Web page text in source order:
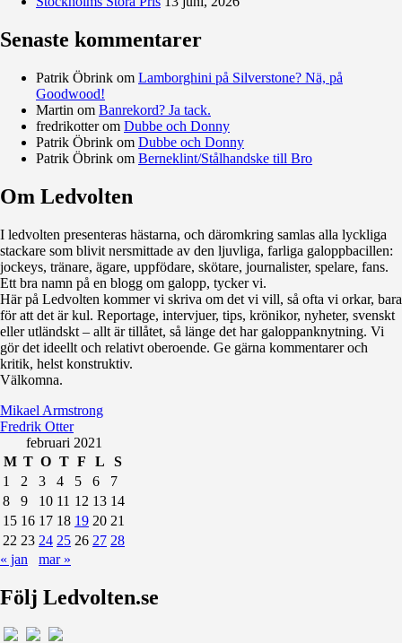
Senaste kommentarer
Patrik Öbrink om Lamborghini på Silverstone? Nä, på
Goodwood!
Martin om Banrekord? Ja tack.
fredrikotterom Dubbe och Donny
Patrik Öbrink om Dubbe och Donny
Patrik Öbrink om Berneklint/Stålhandske till Bro
Om Ledvolten
I ledvolten presenteras hästarna, och däromkring samlas alla lyckliga
stackare som blivit nersmittade av den ljuvliga, farliga galoppbacillen:
jockeys, tränare, ägare, uppfödare, skötare, journalister, spelare, fans.
Ett bra namn på en blogg om galopp, tycker vi.
Här på Ledvolten kommer vi skriva om det vi vill, så ofta vi orkar, bara
för att det är kul. Reportage, intervjuer, tips, krönikor, nyheter, svenskt
eller utländskt – allt är tillåtet, så länge det har galoppanknytning. Vi
gör det ideellt och relativt oberoende. Ge gärna kommentarer och
kritik, helst konstruktiv.
Välkomna.
Mikael Armstrong
Fredrik Otter
februari 2021
M T O T F L
S
1
2 3 4 5 6
7
8
9 10 11 12 13 14
15 16 17 18 19 20 21
22 23 24 25 26 27 28
« jan
mar »
Följ Ledvolten.se